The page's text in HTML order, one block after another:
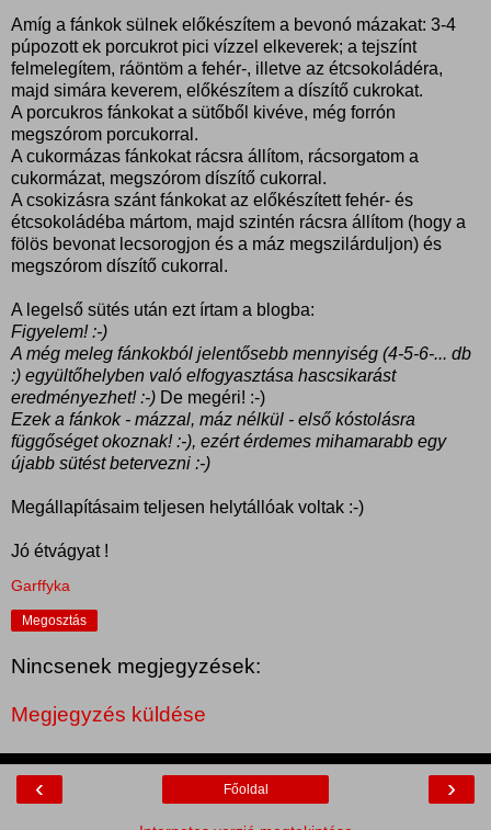
Amíg a fánkok sülnek előkészítem a bevonó mázakat: 3-4
púpozott ek porcukrot pici vízzel elkeverek; a tejszínt
felmelegítem, ráöntöm a fehér-, illetve az étcsokoládéra,
majd simára keverem, előkészítem a díszítő cukrokat.
A porcukros fánkokat a sütőből kivéve, még forrón
megszórom porcukorral.
A cukormázas fánkokat rácsra állítom, rácsorgatom a
cukormázat, megszórom díszítő cukorral.
A csokizásra szánt fánkokat az előkészített fehér- és
étcsokoládéba mártom, majd szintén rácsra állítom (hogy a
fölös bevonat lecsorogjon és a máz megszilárduljon) és
megszórom díszítő cukorral.
A legelső sütés után ezt írtam a blogba:
Figyelem! :-)
A még meleg fánkokból jelentősebb mennyiség (4-5-6-... db
:) együltőhelyben való elfogyasztása hascsikarást
eredményezhet! :-) De megéri! :-)
Ezek a fánkok - mázzal, máz nélkül - első kóstolásra
függőséget okoznak! :-), ezért érdemes mihamarabb egy
újabb sütést betervezni :-)
Megállapításaim teljesen helytállóak voltak :-)
Jó étvágyat !
Garffyka
Megosztás
Nincsenek megjegyzések:
Megjegyzés küldése
‹ ›
Főoldal